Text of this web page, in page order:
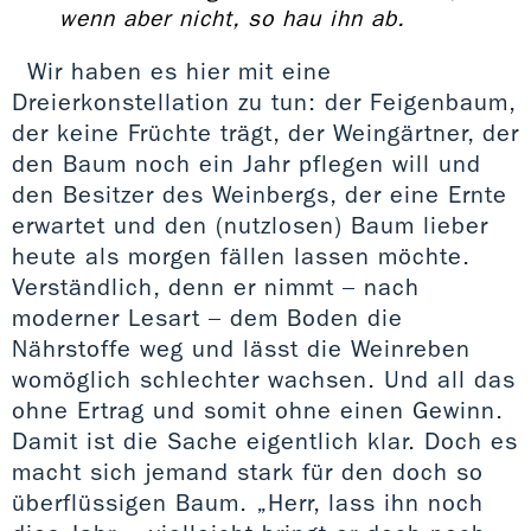
wenn aber nicht, so hau ihn ab.
Wir haben es hier mit eine
Dreierkonstellation zu tun: der Feigenbaum,
der keine Früchte trägt, der Weingärtner, der
den Baum noch ein Jahr pflegen will und
den Besitzer des Weinbergs, der eine Ernte
erwartet und den (nutzlosen) Baum lieber
heute als morgen fällen lassen möchte.
Verständlich, denn er nimmt – nach
moderner Lesart – dem Boden die
Nährstoffe weg und lässt die Weinreben
womöglich schlechter wachsen. Und all das
ohne Ertrag und somit ohne einen Gewinn.
Damit ist die Sache eigentlich klar. Doch es
macht sich jemand stark für den doch so
überflüssigen Baum. „Herr, lass ihn noch